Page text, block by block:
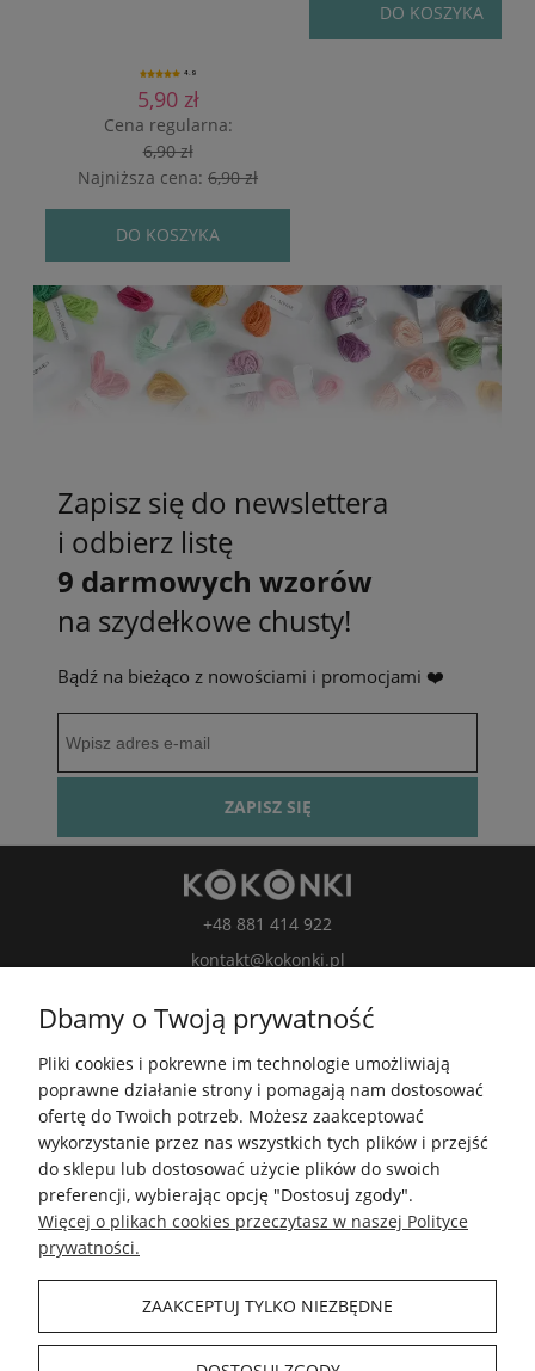
4.9
5,90 zł
Cena regularna:
6,90 zł
Najniższa cena:6,90 zł
DO KOSZYKA
DO KOSZYKA
Zapisz się do newslettera
i odbierz listę
9 darmowych wzorów
na szydełkowe chusty!
Bądź na bieżąco z nowościami i promocjami ❤️
ZAPISZ SIĘ
+48 881 414 922
kontakt@kokonki.pl
kokonki.motki
Kokonki.motki
Grupa FB
5.0
Średnia ocena kokonki.pl
Na podstawie 148 182opiniiz całego okresu
INFORMACJE
Dbamy o Twoją prywatność
Pliki cookies i pokrewne im technologie umożliwiają
poprawne działanie strony i pomagają nam dostosować
ofertę do Twoich potrzeb. Możesz zaakceptować
wykorzystanie przez nas wszystkich tych plików i przejść
do sklepu lub dostosować użycie plików do swoich
preferencji, wybierając opcję "Dostosuj zgody".
Więcej o plikach cookies przeczytasz w naszej Polityce
prywatności.
ZAAKCEPTUJ TYLKO NIEZBĘDNE